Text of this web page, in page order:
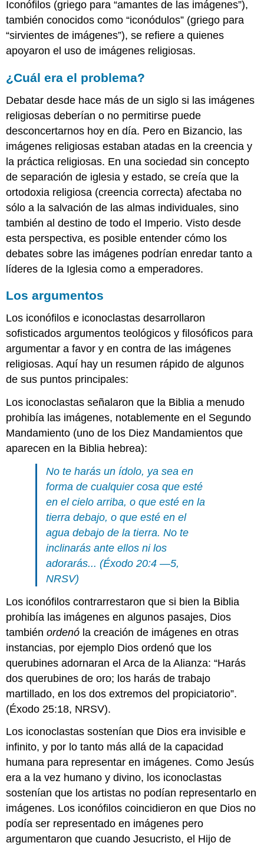
Mosaico
de
ábside
y
de
ortodoxia
Copiando
—
foco:
Virgin
Hoomeria
Elementos
visuales
Contexto
cultural:
bizantinos
El
icono
la
en
la
medieval
Un
icono
de
San
Nicolás
Orígenes
del
icono
de
la
vita
Imagen
texto
La
movilidad
de
íconos
vita
de
Vita,
oriente
oeste
Variaciones
Una
en
progreso:
mosaicos
bizantinos
medios
en
Santa
Sofía
Figuras
Iconófilos (griego para “amantes de las imágenes”),
también conocidos como “iconódulos” (griego para
“sirvientes de imágenes”), se refiere a quienes
apoyaron el uso de imágenes religiosas.
¿Cuál era el problema?
Debatar desde hace más de un siglo si las imágenes
religiosas deberían o no permitirse puede
desconcertarnos hoy en día. Pero en Bizancio, las
imágenes religiosas estaban atadas en la creencia y
la práctica religiosas. En una sociedad sin concepto
de separación de iglesia y estado, se creía que la
ortodoxia religiosa (creencia correcta) afectaba no
sólo a la salvación de las almas individuales, sino
también al destino de todo el Imperio. Visto desde
esta perspectiva, es posible entender cómo los
debates sobre las imágenes podrían enredar tanto a
líderes de la Iglesia como a emperadores.
Los argumentos
Los iconófilos e iconoclastas desarrollaron
sofisticados argumentos teológicos y filosóficos para
argumentar a favor y en contra de las imágenes
religiosas. Aquí hay un resumen rápido de algunos
de sus puntos principales:
Los iconoclastas señalaron que la Biblia a menudo
prohibía las imágenes, notablemente en el Segundo
Mandamiento (uno de los Diez Mandamientos que
aparecen en la Biblia hebrea):
No te harás un ídolo, ya sea en
forma de cualquier cosa que esté
en el cielo arriba, o que esté en la
tierra debajo, o que esté en el
agua debajo de la tierra. No te
inclinarás ante ellos ni los
adorarás...(Éxodo 20:4 —5,
NRSV)
Los iconófilos contrarrestaron que si bien la Biblia
prohibía las imágenes en algunos pasajes, Dios
tambiénordenó la creación de imágenes en otras
instancias, por ejemplo Dios ordenó que los
querubines adornaran el Arca de la Alianza: “Harás
dos querubines de oro; los harás de trabajo
martillado, en los dos extremos del propiciatorio”.
(Éxodo 25:18, NRSV).
Los iconoclastas sostenían que Dios era invisible e
infinito, y por lo tanto más allá de la capacidad
humana para representar en imágenes. Como Jesús
era a la vez humano y divino, los iconoclastas
sostenían que los artistas no podían representarlo en
imágenes. Los iconófilos coincidieron en que Dios no
podía ser representado en imágenes pero
argumentaron que cuando Jesucristo, el Hijo de